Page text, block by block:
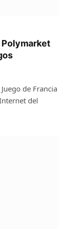
Polymarket
de Francia
del